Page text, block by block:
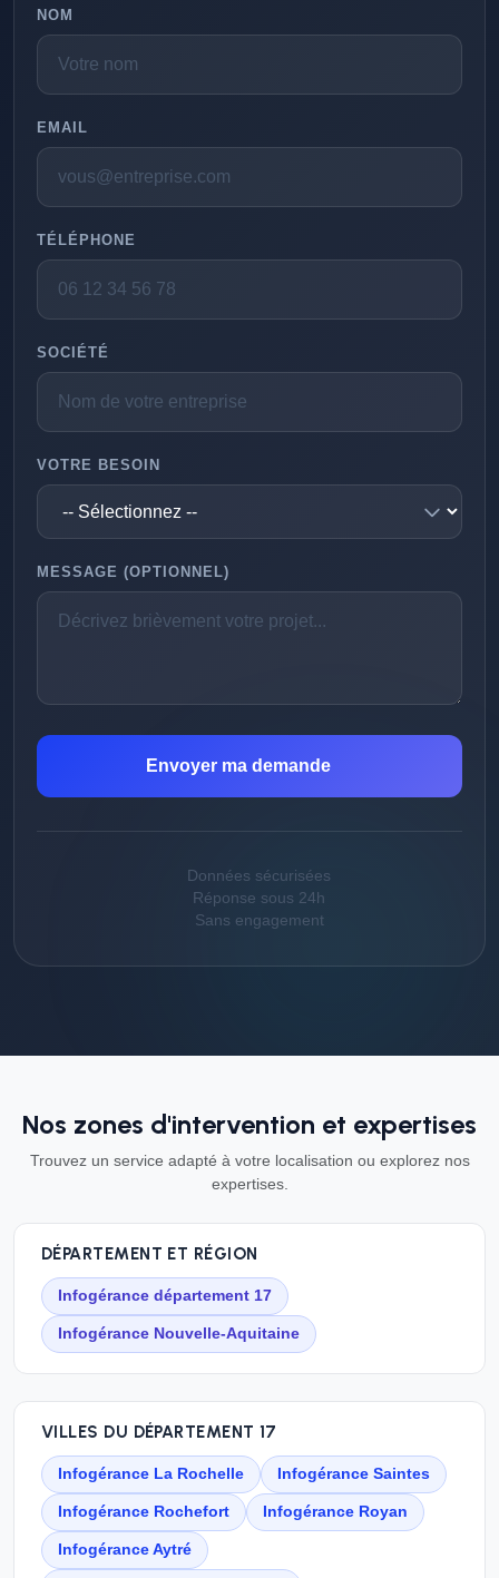
NOM
EMAIL
TÉLÉPHONE
SOCIÉTÉ
VOTRE BESOIN
MESSAGE (OPTIONNEL)
Envoyer ma demande
Données sécurisées
Réponse sous 24h
Sans engagement
Nos zones d'intervention et expertises
Trouvez un service adapté à votre localisation ou explorez nos
expertises.
DÉPARTEMENT ET RÉGION
Infogérance département 17
Infogérance Nouvelle-Aquitaine
VILLES DU DÉPARTEMENT 17
Infogérance La Rochelle Infogérance Saintes
Infogérance Rochefort Infogérance Royan
Infogérance Aytré